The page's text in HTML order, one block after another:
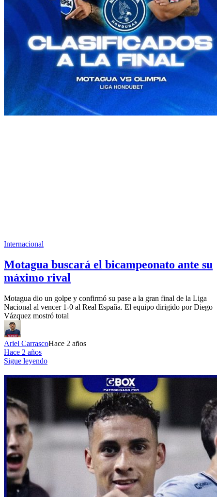
Internacional
Motagua buscará el bicampeonato ante su
máximo rival
Motagua dio un golpe y confirmó su pase a la gran final de la Liga
Nacional al vencer 1-0 al Real España. El equipo dirigido por Diego
Vázquez mostró total
Ariel CarrascoHace 2 años
Hace 2 años
Sigue leyendo